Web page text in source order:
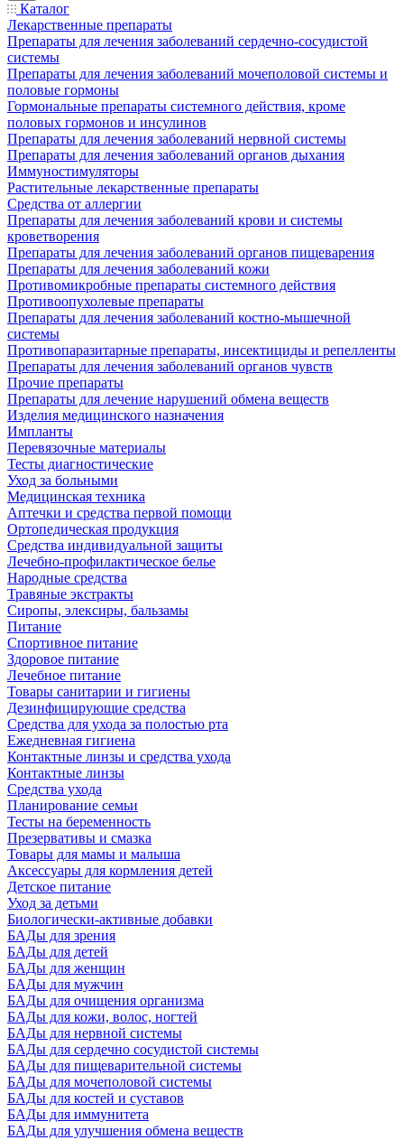
Каталог
Лекарственные препараты
Препараты для лечения заболеваний сердечно-сосудистой
системы
Препараты для лечения заболеваний мочеполовой системы и
половые гормоны
Гормональные препараты системного действия, кроме
половых гормонов и инсулинов
Препараты для лечения заболеваний нервной системы
Препараты для лечения заболеваний органов дыхания
Иммуностимуляторы
Растительные лекарственные препараты
Средства от аллергии
Препараты для лечения заболеваний крови и системы
кроветворения
Препараты для лечения заболеваний органов пищеварения
Препараты для лечения заболеваний кожи
Противомикробные препараты системного действия
Противоопухолевые препараты
Препараты для лечения заболеваний костно-мышечной
системы
Противопаразитарные препараты, инсектициды и репелленты
Препараты для лечения заболеваний органов чувств
Прочие препараты
Препараты для лечение нарушений обмена веществ
Изделия медицинского назначения
Импланты
Перевязочные материалы
Тесты диагностические
Уход за больными
Медицинская техника
Аптечки и средства первой помощи
Ортопедическая продукция
Средства индивидуальной защиты
Лечебно-профилактическое белье
Народные средства
Травяные экстракты
Сиропы, элексиры, бальзамы
Питание
Спортивное питание
Здоровое питание
Лечебное питание
Товары санитарии и гигиены
Дезинфицирующие средства
Средства для ухода за полостью рта
Ежедневная гигиена
Контактные линзы и средства ухода
Контактные линзы
Средства ухода
Планирование семьи
Тесты на беременность
Презервативы и смазка
Товары для мамы и малыша
Аксессуары для кормления детей
Детское питание
Уход за детьми
Биологически-активные добавки
БАДы для зрения
БАДы для детей
БАДы для женщин
БАДы для мужчин
БАДы для очищения организма
БАДы для кожи, волос, ногтей
БАДы для нервной системы
БАДы для сердечно сосудистой системы
БАДы для пищеварительной системы
БАДы для мочеполовой системы
БАДы для костей и суставов
БАДы для иммунитета
БАДы для улучшения обмена веществ